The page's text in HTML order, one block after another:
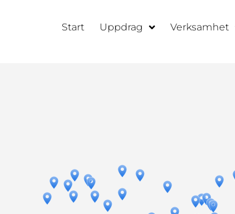
Start Uppdrag Verksamhet